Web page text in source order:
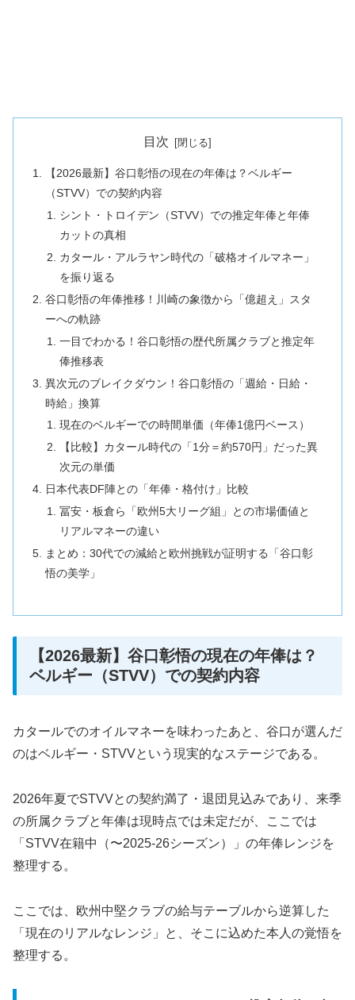
目次
【2026最新】谷口彰悟の現在の年俸は？ベルギー
（STVV）での契約内容
シント・トロイデン（STVV）での推定年俸と年俸
カットの真相
カタール・アルラヤン時代の「破格オイルマネー」
を振り返る
谷口彰悟の年俸推移！川崎の象徴から「億超え」スタ
ーへの軌跡
一目でわかる！谷口彰悟の歴代所属クラブと推定年
俸推移表
異次元のブレイクダウン！谷口彰悟の「週給・日給・
時給」換算
現在のベルギーでの時間単価（年俸1億円ベース）
【比較】カタール時代の「1分＝約570円」だった異
次元の単価
日本代表DF陣との「年俸・格付け」比較
冨安・板倉ら「欧州5大リーグ組」との市場価値と
リアルマネーの違い
まとめ：30代での減給と欧州挑戦が証明する「谷口彰
悟の美学」
【2026最新】谷口彰悟の現在の年俸は？
ベルギー（STVV）での契約内容
カタールでのオイルマネーを味わったあと、谷口が選んだ
のはベルギー・STVVという現実的なステージである。
2026年夏でSTVVとの契約満了・退団見込みであり、来季
の所属クラブと年俸は現時点では未定だが、ここでは
「STVV在籍中（〜2025-26シーズン）」の年俸レンジを
整理する。
ここでは、欧州中堅クラブの給与テーブルから逆算した
「現在のリアルなレンジ」と、そこに込めた本人の覚悟を
整理する。